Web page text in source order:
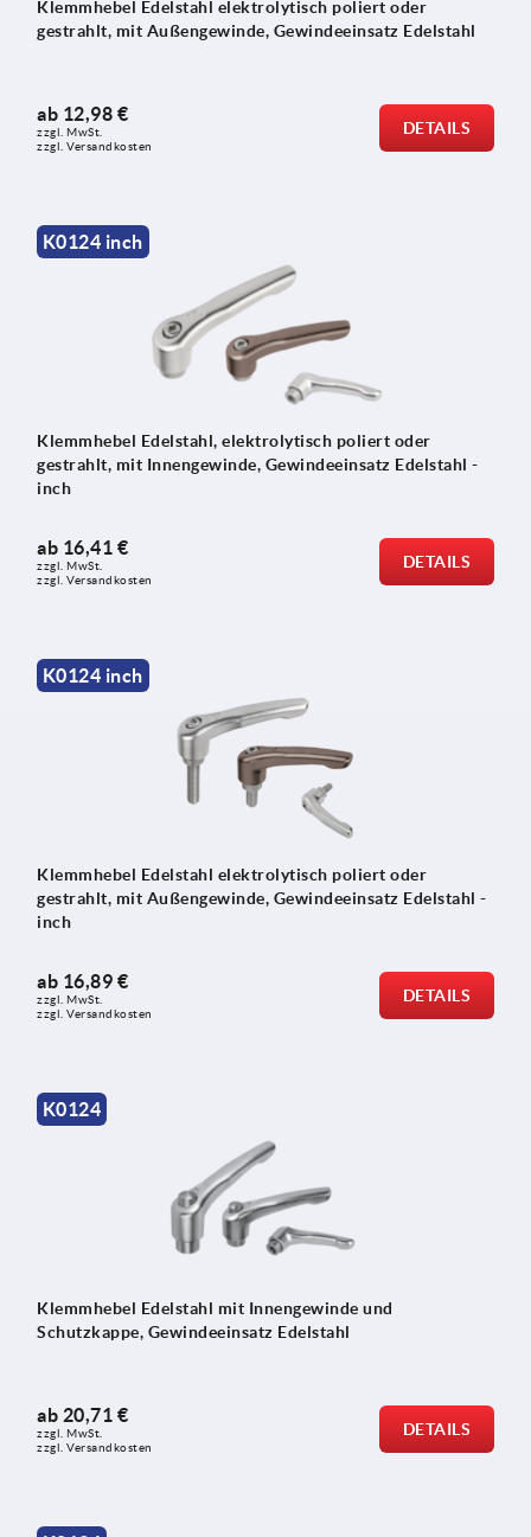
Klemmhebel Edelstahl elektrolytisch poliert oder
gestrahlt, mit Außengewinde, Gewindeeinsatz Edelstahl
ab 12,98 €
zzgl. MwSt.
zzgl. Versandkosten
DETAILS
K0124 inch
Klemmhebel Edelstahl, elektrolytisch poliert oder
gestrahlt, mit Innengewinde, Gewindeeinsatz Edelstahl -
inch
ab 16,41 €
zzgl. MwSt.
zzgl. Versandkosten
DETAILS
K0124 inch
Klemmhebel Edelstahl elektrolytisch poliert oder
gestrahlt, mit Außengewinde, Gewindeeinsatz Edelstahl -
inch
ab 16,89 €
zzgl. MwSt.
zzgl. Versandkosten
DETAILS
K0124
Klemmhebel Edelstahl mit Innengewinde und
Schutzkappe, Gewindeeinsatz Edelstahl
ab 20,71 €
zzgl. MwSt.
zzgl. Versandkosten
DETAILS